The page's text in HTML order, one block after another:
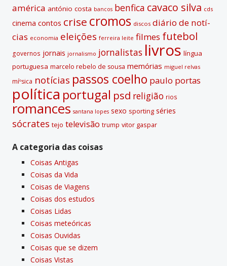
américa antónio costa bancos benfica cavaco silva cds
cinema contos crise cromos discos diário de notí­
cias economia eleições ferreira leite filmes futebol
governos jornais jornalismo jornalistas livros lí­ngua
portuguesa marcelo rebelo de sousa memórias miguel relvas
míºsica notí­cias passos coelho paulo portas
polí­tica portugal psd religião rios
romances santana lopes sexo sporting séries
sócrates tejo televisão trump vitor gaspar
A categoria das coisas
Coisas Antigas
Coisas da Vida
Coisas de Viagens
Coisas dos estudos
Coisas Lidas
Coisas meteóricas
Coisas Ouvidas
Coisas que se dizem
Coisas Vistas